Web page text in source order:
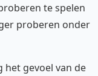
te spelen
proberen onder
gevoel van de